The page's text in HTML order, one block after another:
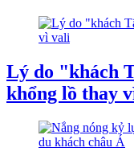
Lý do "khách
khổng lồ thay